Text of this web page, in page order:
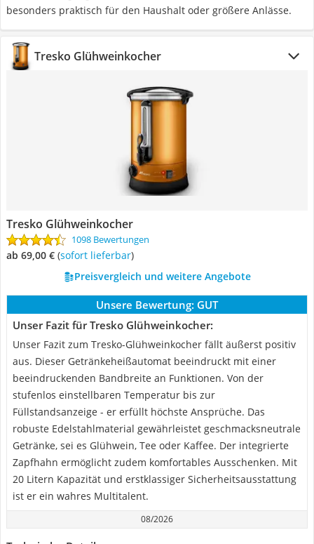
besonders praktisch für den Haushalt oder größere Anlässe.
Tresko Glühweinkocher
Tresko Glühweinkocher
1098 Bewertungen
ab 69,00 € ( Sofort lieferbar)
Preisvergleich und weitere Angebote
Unsere Bewertung: GUT
Unser Fazit für Tresko Glühweinkocher:
Unser Fazit zum Tresko-Glühweinkocher fällt äußerst positiv
aus. Dieser Getränkeheißautomat beeindruckt mit einer
beeindruckenden Bandbreite an Funktionen. Von der
stufenlos einstellbaren Temperatur bis zur
Füllstandsanzeige - er erfüllt höchste Ansprüche. Das
robuste Edelstahlmaterial gewährleistet geschmacksneutrale
Getränke, sei es Glühwein, Tee oder Kaffee. Der integrierte
Zapfhahn ermöglicht zudem komfortables Ausschenken. Mit
20 Litern Kapazität und erstklassiger Sicherheitsausstattung
ist er ein wahres Multitalent.
08/2026